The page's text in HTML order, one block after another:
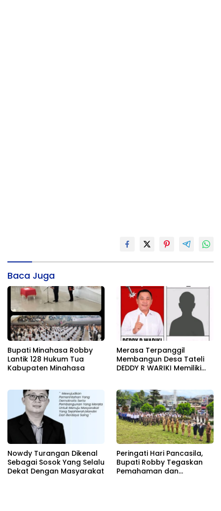
Baca Juga
Bupati Minahasa Robby
Lantik 128 Hukum Tua
Kabupaten Minahasa
Merasa Terpanggil
Membangun Desa Tateli
DEDDY R WARIKI Memiliki
Nowdy Turangan Dikenal
Sebagai Sosok Yang Selalu
Dekat Dengan Masyarakat
Peringati Hari Pancasila,
Bupati Robby Tegaskan
Pemahaman dan